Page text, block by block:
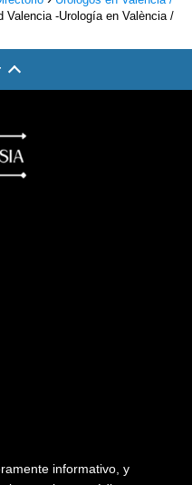
Valencia -Urología en València /
informativo, y